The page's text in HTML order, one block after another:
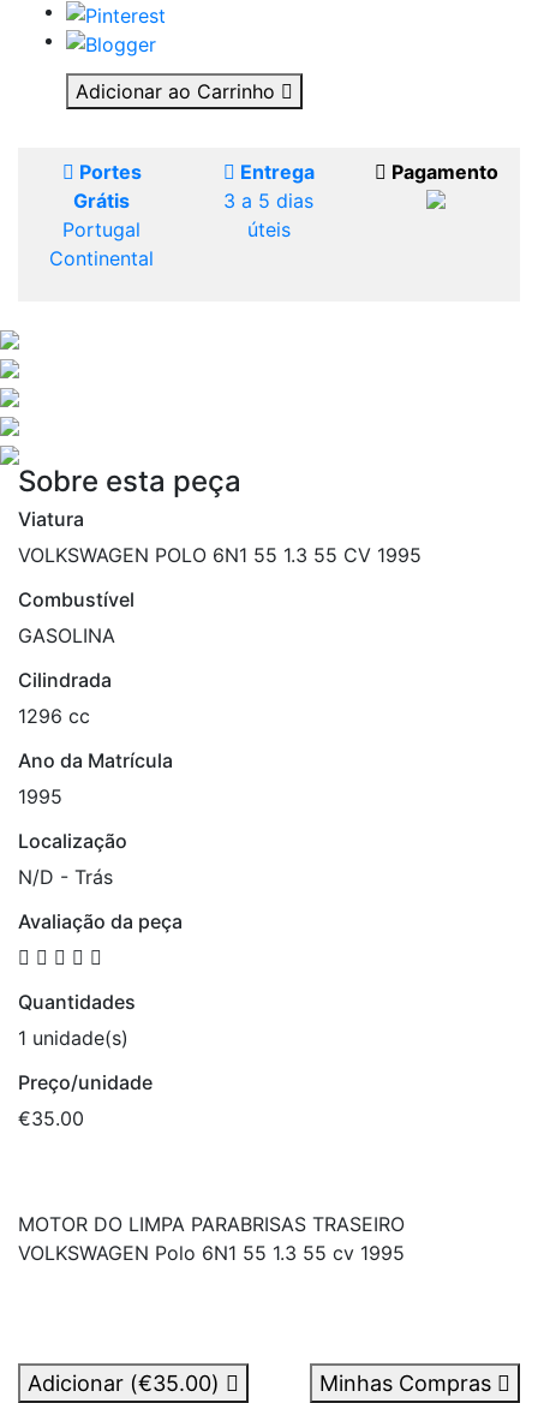
Adicionar ao Carrinho
Portes
Grátis
Portugal
Continental
Entrega
3 a 5 dias
úteis
Pagamento
Sobre esta peça
Viatura
VOLKSWAGEN POLO 6N1 55 1.3 55 CV 1995
Combustível
GASOLINA
Cilindrada
1296 cc
Ano da Matrícula
1995
Localização
N/D - Trás
Avaliação da peça
Quantidades
1 unidade(s)
Preço/unidade
€35.00
MOTOR DO LIMPA PARABRISAS TRASEIRO
VOLKSWAGEN Polo 6N1 55 1.3 55 cv 1995
Adicionar (€35.00) Minhas Compras